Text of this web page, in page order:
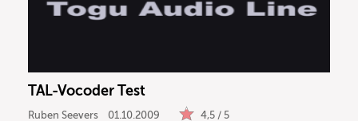
TAL-Vocoder Test
Ruben Seevers 01.10.2009 4,5 / 5